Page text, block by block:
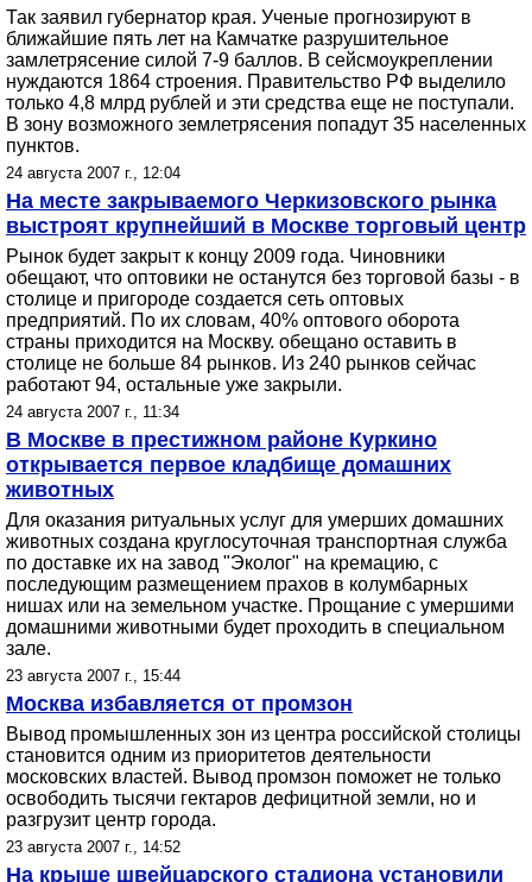
Так заявил губернатор края. Ученые прогнозируют в
ближайшие пять лет на Камчатке разрушительное
замлетрясение силой 7-9 баллов. В сейсмоукреплении
нуждаются 1864 строения. Правительство РФ выделило
только 4,8 млрд рублей и эти средства еще не поступали.
В зону возможного землетрясения попадут 35 населенных
пунктов.
24 августа 2007 г., 12:04
На месте закрываемого Черкизовского рынка
выстроят крупнейший в Москве торговый центр
Рынок будет закрыт к концу 2009 года. Чиновники
обещают, что оптовики не останутся без торговой базы - в
столице и пригороде создается сеть оптовых
предприятий. По их словам, 40% оптового оборота
страны приходится на Москву. обещано оставить в
столице не больше 84 рынков. Из 240 рынков сейчас
работают 94, остальные уже закрыли.
24 августа 2007 г., 11:34
В Москве в престижном районе Куркино
открывается первое кладбище домашних
животных
Для оказания ритуальных услуг для умерших домашних
животных создана круглосуточная транспортная служба
по доставке их на завод "Эколог" на кремацию, с
последующим размещением прахов в колумбарных
нишах или на земельном участке. Прощание с умершими
домашними животными будет проходить в специальном
зале.
23 августа 2007 г., 15:44
Москва избавляется от промзон
Вывод промышленных зон из центра российской столицы
становится одним из приоритетов деятельности
московских властей. Вывод промзон поможет не только
освободить тысячи гектаров дефицитной земли, но и
разгрузит центр города.
23 августа 2007 г., 14:52
На крыше швейцарского стадиона установили